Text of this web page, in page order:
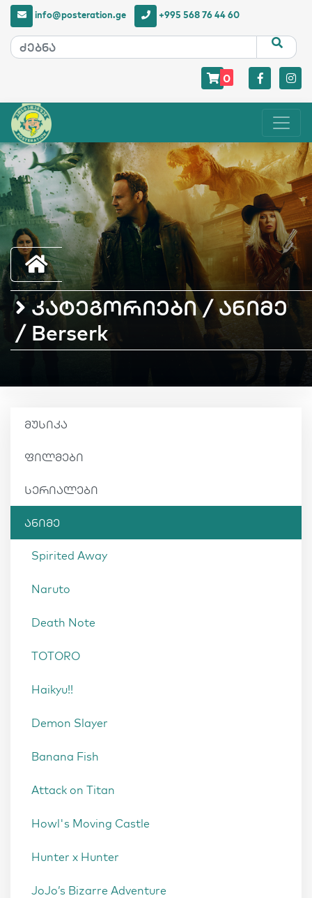
info@posteration.ge +995 568 76 44 60
0
კატეგორიები / ანიმე
/ Berserk
მუსიკა
ფილმები
სერიალები
ანიმე
Spirited Away
Naruto
Death Note
TOTORO
Haikyu!!
Demon Slayer
Banana Fish
Attack on Titan
Howl's Moving Castle
Hunter x Hunter
JoJo’s Bizarre Adventure